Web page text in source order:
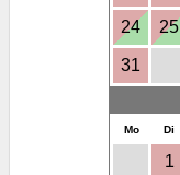
24 25
31
Mo Di
1